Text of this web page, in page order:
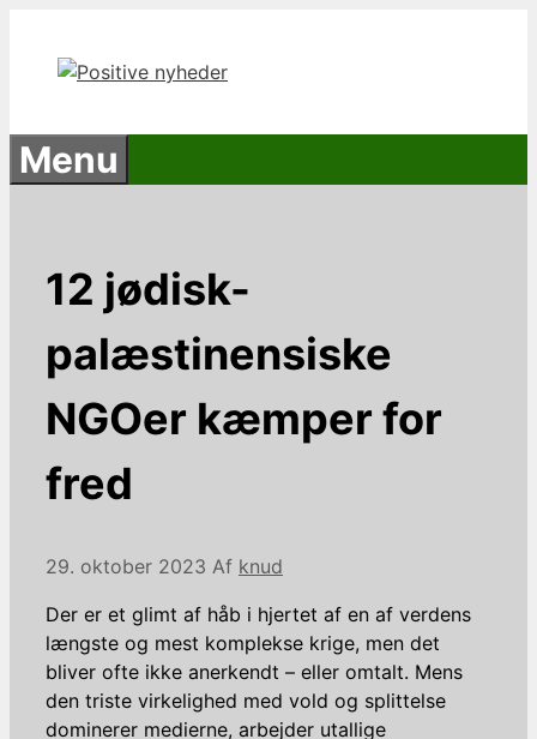
indhold
Menu
12 jødisk-
palæstinensiske
NGOer kæmper for
fred
29. oktober 2023 Af knud
Der er et glimt af håb i hjertet af en af verdens
længste og mest komplekse krige, men det
bliver ofte ikke anerkendt – eller omtalt. Mens
den triste virkelighed med vold og splittelse
dominerer medierne, arbejder utallige